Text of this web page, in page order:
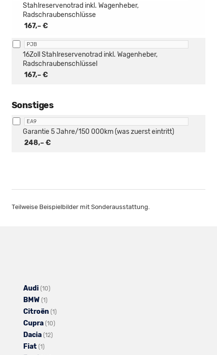
167,– €
Stahlreservenotrad inkl. Wagenheber,
Radschraubenschlüsse
PJB
167,– €
16Zoll Stahlreservenotrad inkl. Wagenheber,
Radschraubenschlüssel
Sonstiges
EA9
248,– €
Garantie 5 Jahre/150 000km (was zuerst eintritt)
Teilweise Beispielbilder mit Sonderausstattung.
Audi (10)
von
Audi
anzeigen
BMW (1)
Fahrzeuge
von
BMW
Citroën (1)
Cupra (10)
Dacia (12)
Fiat (1)